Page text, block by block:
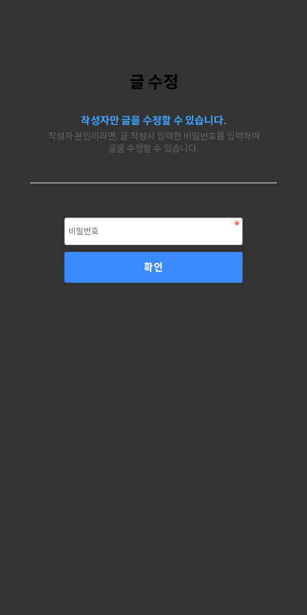
글 수정
작성자만 글을 수정할 수 있습니다.
작성자 본인이라면, 글 작성시 입력한 비밀번호를 입력하여
글을 수정할 수 있습니다.